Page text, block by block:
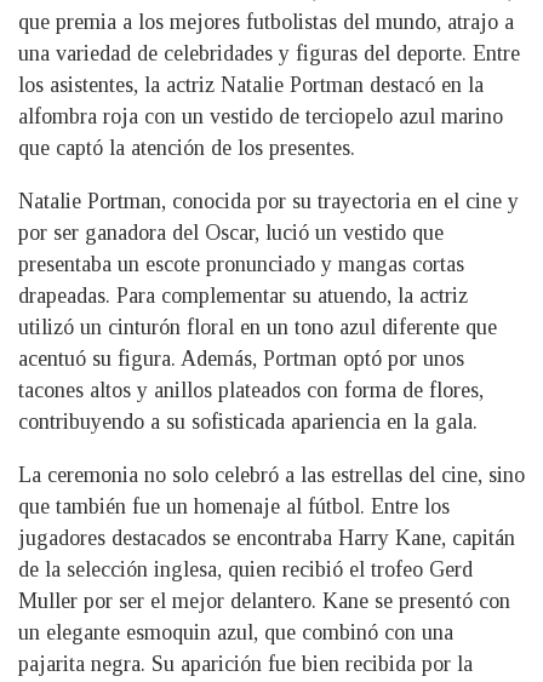
que premia a los mejores futbolistas del mundo, atrajo a
una variedad de celebridades y figuras del deporte. Entre
los asistentes, la actriz Natalie Portman destacó en la
alfombra roja con un vestido de terciopelo azul marino
que captó la atención de los presentes.
Natalie Portman, conocida por su trayectoria en el cine y
por ser ganadora del Oscar, lució un vestido que
presentaba un escote pronunciado y mangas cortas
drapeadas. Para complementar su atuendo, la actriz
utilizó un cinturón floral en un tono azul diferente que
acentuó su figura. Además, Portman optó por unos
tacones altos y anillos plateados con forma de flores,
contribuyendo a su sofisticada apariencia en la gala.
La ceremonia no solo celebró a las estrellas del cine, sino
que también fue un homenaje al fútbol. Entre los
jugadores destacados se encontraba Harry Kane, capitán
de la selección inglesa, quien recibió el trofeo Gerd
Muller por ser el mejor delantero. Kane se presentó con
un elegante esmoquin azul, que combinó con una
pajarita negra. Su aparición fue bien recibida por la